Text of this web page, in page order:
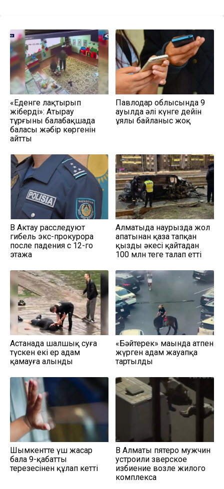
«Еденге лақтырып
жіберді»: Атырау
тұрғыны балабақшада
баласы жәбір көргенін
айтты
Павлодар облысында 9
ауылда әлі күнге дейін
ұялы байланыс жоқ
В Актау расследуют
гибель экс-прокурора
после падения с 12-го
этажа
Алматыда наурызда жол
апатынан қаза тапқан
қыздың әкесі қайтадан
100 млн теңге талап етті
Астанада шалшық суға
түскен екі ер адам
қамауға алынды
«Бәйтерек» маңында атпен
жүрген адам жауапқа
тартылды
Шымкентте үш жасар
бала 9-қабаттың
терезесінен құлап кетті
В Алматы пятеро мужчин
устроили зверское
избиение возле жилого
комплекса